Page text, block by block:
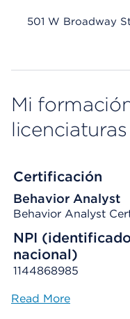
501 W Broadway
Mi
licenciaturas
Certificación
Behavior Analyst
Behavior Analyst
NPI
nacional)
1144868985
Read More